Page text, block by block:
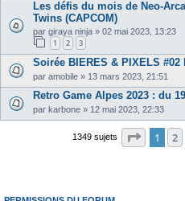
Les défis du mois de Neo-
Twins (CAPCOM)
par giraya ninja » 02 mai 2023, 13:23
1 2 3
Soirée BIERES & PIXELS #02
par amobile » 13 mars 2023, 21:51
Retro Game Alpes 2023 : du
par karbone » 12 mai 2023, 22:33
1349 sujets Page 1
1 2